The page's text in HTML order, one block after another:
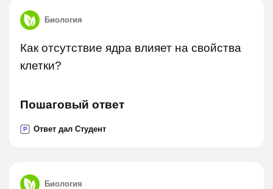
Биология
Как отсутствие ядра влияет на свойства
клетки?
Пошаговый ответ
P Ответ дал Студент
Биология